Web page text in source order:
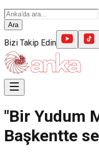
Ara
Bizi Takip Edin
"Bir Yudum
Başkentte